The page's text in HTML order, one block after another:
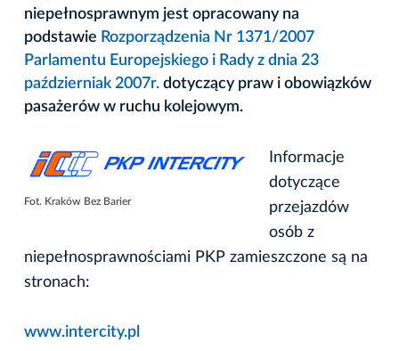
niepełnosprawnym jest opracowany na
podstawie Rozporządzenia Nr 1371/2007
Parlamentu Europejskiego i Rady z dnia 23
październiak 2007r. dotyczący praw i obowiązków
pasażerów w ruchu kolejowym.
Fot. Kraków Bez Barier
Informacje
dotyczące
przejazdów
osób z
niepełnosprawnościami PKP zamieszczone są na
stronach:
www.intercity.pl